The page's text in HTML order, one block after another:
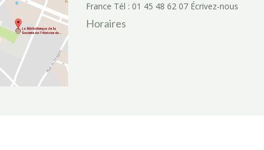
France Tél : 01 45 48 62 07 Écrivez-nous
Horaires